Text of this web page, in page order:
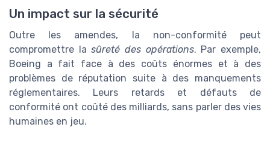
Un impact sur la sécurité
Outre les amendes, la non-conformité peut
compromettre lasûreté des opérations. Par exemple,
Boeing a fait face à des coûts énormes et à des
problèmes de réputation suite à des manquements
réglementaires. Leurs retards et défauts de
conformité ont coûté des milliards, sans parler des vies
humaines en jeu.